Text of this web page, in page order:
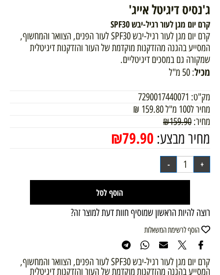
ג'נסיס דיגיטל אייג'
קרם יום מגן לעור רגיל-יבש SPF30
קרם יום מגן לעור רגיל-יבש SPF30 לעור הפנים, הצוואר והמחשוף,
המסייע בהגנה מהזדקנות מוקדמת של העור והזדקנות דיגיטלית
שמקורה גם במסכים דיגיטליים.
מכיל: 50 מ"ל
מק"ט: 7290017440071
מחיר ל100 מ"ל
159.80
₪
מחיר:
₪159.90
מחיר מבצע: ₪79.90
הוסף לסל
רוצה להיות הראשון שמוסיף חוות דעת למוצר זה?
הוסף לרשימת המשאלות
קרם יום מגן לעור רגיל-יבש SPF30 לעור הפנים, הצוואר והמחשוף,
המסייע בהגנה מהזדקנות מוקדמת של העור והזדקנות דיגיטלית